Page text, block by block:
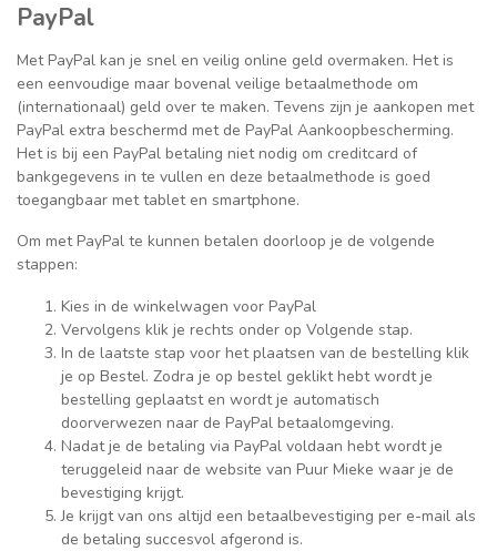
PayPal
Met PayPal kan je snel en veilig online geld overmaken. Het is
een eenvoudige maar bovenal veilige betaalmethode om
(internationaal) geld over te maken. Tevens zijn je aankopen met
PayPal extra beschermd met de PayPal Aankoopbescherming.
Het is bij een PayPal betaling niet nodig om creditcard of
bankgegevens in te vullen en deze betaalmethode is goed
toegangbaar met tablet en smartphone.
Om met PayPal te kunnen betalen doorloop je de volgende
stappen:
Kies in de winkelwagen voor PayPal
Vervolgens klik je rechts onder op Volgende stap.
In de laatste stap voor het plaatsen van de bestelling klik
je op Bestel. Zodra je op bestel geklikt hebt wordt je
bestelling geplaatst en wordt je automatisch
doorverwezen naar de PayPal betaalomgeving.
Nadat je de betaling via PayPal voldaan hebt wordt je
teruggeleid naar de website van Puur Mieke waar je de
bevestiging krijgt.
Je krijgt van ons altijd een betaalbevestiging per e-mail als
de betaling succesvol afgerond is.